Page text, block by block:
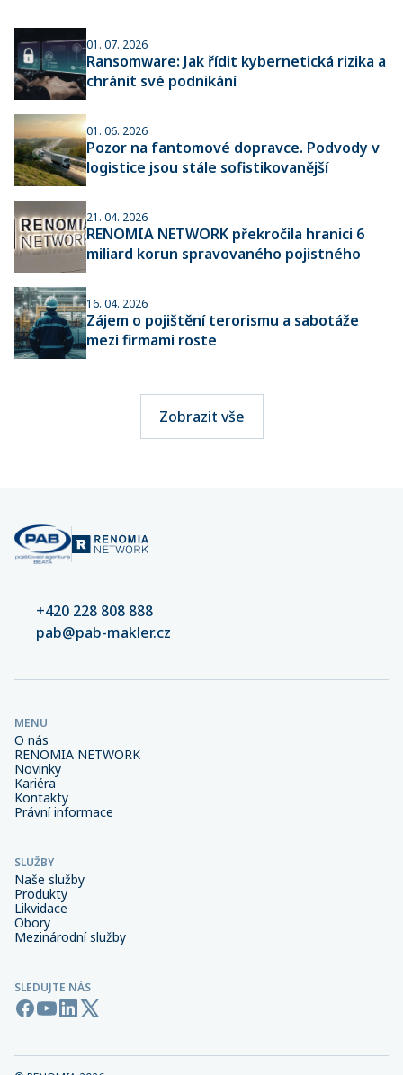
01. 07. 2026
Ransomware: Jak řídit kybernetická rizika a
chránit své podnikání
01. 06. 2026
Pozor na fantomové dopravce. Podvody v
logistice jsou stále sofistikovanější
21. 04. 2026
RENOMIA NETWORK překročila hranici 6
miliard korun spravovaného pojistného
16. 04. 2026
Zájem o pojištění terorismu a sabotáže
mezi firmami roste
Zobrazit vše
+420 228 808 888
pab@pab-makler.cz
MENU
O nás
RENOMIA NETWORK
Novinky
Kariéra
Kontakty
Právní informace
SLUŽBY
Naše služby
Produkty
Likvidace
Obory
Mezinárodní služby
SLEDUJTE NÁS